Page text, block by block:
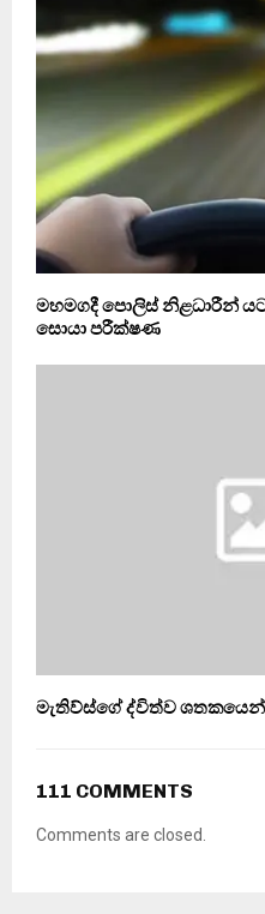
මහමගදී පොලිස් නිළධාරීන්
සොයා පරීක්ෂණ
මැතිව්ස්ගේ ද්විත්ව ශතකයෙන්
111 COMMENTS
Comments are closed.